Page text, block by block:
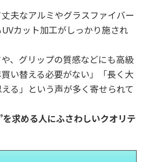
夫なアルミやグラスファイバー
カット加工がしっかり施され
、グリップの質感などにも高級
い替える必要がない」「長く大
る」という声が多く寄せられて
求める人にふさわしいクオリテ